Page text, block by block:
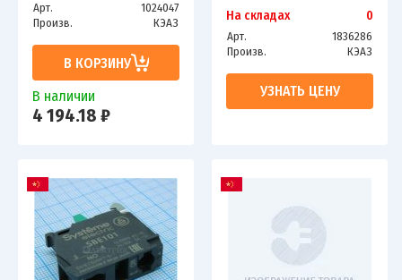
Арт.
1024047
Произв.
КЭАЗ
В КОРЗИНУ
В наличии
4 194.18 ₽
На складах 0
Арт.
1836286
Произв.
КЭАЗ
УЗНАТЬ ЦЕНУ